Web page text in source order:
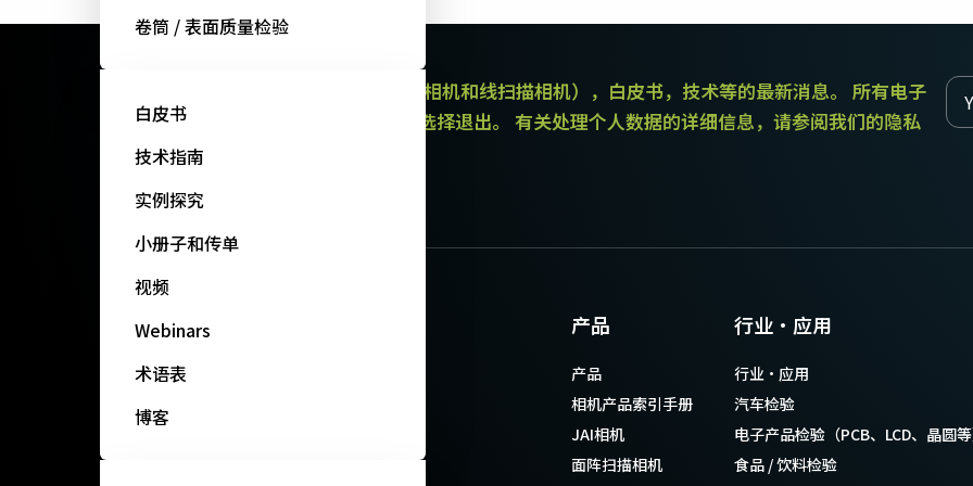
单传感器单色
单色CMOS传感器线阵扫描相机同时具备高
分辨率和超快的扫描速度。分辨率最高可
三线彩色
对于不需要JAI的棱镜技术提供的超高色彩
精确度的应用，三线相机可以提供出色的
波红外(SWIR)光线。该相机能够以SWIR光
了尖端的棱镜技术，可为线阵扫描彩色成
4传感器RGB+NIR（棱镜式）
4传感器线阵扫描相机设计用于同时捕获可
(NIR)光谱中的图像数据。
4传感器R-G-B + SWIR（棱镜
式）
4传感器机器视觉线阵扫描相机，可捕获可
见光谱中的RGB图像数据和短波红外波段
光谱中的图像数据。
卷筒 / 表面质量检验
白皮书
技术指南
实例探究
小册子和传单
视频
Webinars
术语表
博客
JAI的电子通讯提供有关产品（区域扫描相机和线扫描相机），白皮书，技术等的最新消息。 所有电子
通讯都包含取消订阅链接。 您可以随时选择退出。 有关处理个人数据的详细信息，请参阅我们的隐私
政策。
产品
产品
相机产品索引手册
JAI相机
面阵扫描相机
行业·应用
行业·应用
汽车检验
电子产品检验（PCB、LCD、晶圆
食品 / 饮料检验